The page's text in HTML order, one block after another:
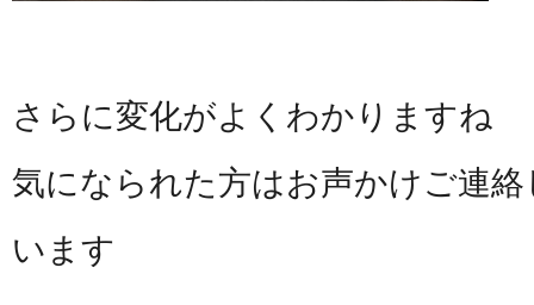
さらに変化がよくわかりますね
気になられた方はお声かけご連
います